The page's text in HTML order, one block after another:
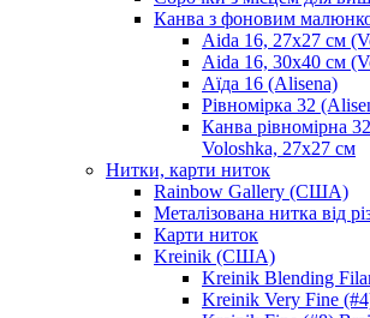
Канва з фоновим
Aida 16, 27х27 см
Aida 16, 30х40 см
Аїда 16 (Alisena)
Рівномірка 32
Канва рівномірна
Voloshka, 27х27 см
Нитки, карти ниток
Rainbow Gallery (США)
Металізована нитка від
Карти ниток
Kreinik (США)
Kreinik Blending
Kreinik Very Fine